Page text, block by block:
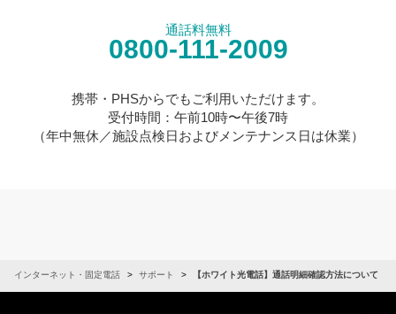
通話料無料
0800-111-2009
携帯・PHSからでもご利用いただけます。
受付時間：午前10時〜午後7時
（年中無休／施設点検日およびメンテナンス日は休業）
インターネット・固定電話 サポート 【ホワイト光電話】通話明細確認方法について